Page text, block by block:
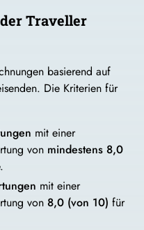
Traveller
basierend auf
Die Kriterien für
mit einer
von mindestens 8,0
mit einer
von 8,0 (von 10) für